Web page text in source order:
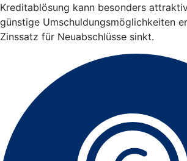
Kreditablösung kann besonders
günstige Umschuldungsmöglichkeiten
Zinssatz für Neuabschlüsse sinkt.